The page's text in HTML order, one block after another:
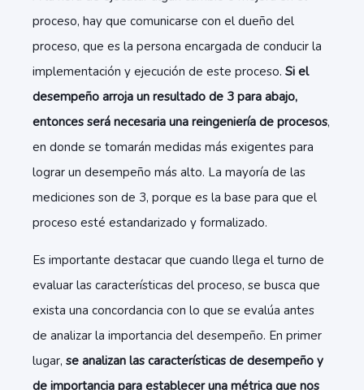
proceso, hay que comunicarse con el dueño del
proceso, que es la persona encargada de conducir la
implementación y ejecución de este proceso. Si el
desempeño arroja un resultado de 3 para abajo,
entonces será necesaria una reingeniería de procesos,
en donde se tomarán medidas más exigentes para
lograr un desempeño más alto. La mayoría de las
mediciones son de 3, porque es la base para que el
proceso esté estandarizado y formalizado.
Es importante destacar que cuando llega el turno de
evaluar las características del proceso, se busca que
exista una concordancia con lo que se evalúa antes
de analizar la importancia del desempeño. En primer
lugar, se analizan las características de desempeño y
de importancia para establecer una métrica que nos